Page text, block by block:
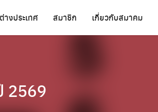
ต่างประเทศ สมาชิก เกี่ยวกับสมาคม
2569